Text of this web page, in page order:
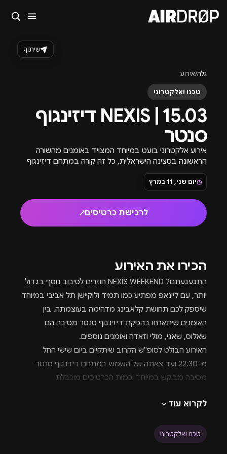
גלה/אירוע
טכנו ואלקטרוני
15.03 | NEXIS דיזינגוף
סנטר
אירוע אלקטרוני בועט במיוחד המצויד באומנים מהשורה
הראשונה בסצינה הישראלית, כל זה קורה במתחם דיזינגוף
סנטר מסיבה במועדון תל אביבי במיוחד.
◷יום שני, 11 במרץ
לרכישת כרטיסים↗
שיתוף
הכירו את האירוע
התגעגעתם? NEXIS WEEKEND חוזרים לסיבוב נוסף בגדול
יותר, עם ליינאפ מפתיע כמו תמיד ולוקיישן תל אביבי במיוחד
שיספק לכם תחושת קלאבינג מדהימה בעוצמתה. בין
האומנים שיתארחו בהפקת דיזינגוף סנטר מסיבה הם
שאלוס, שאגי, מולי וזאדה ואומנים נוספים.
האירוע הבולט לסופ"ש הקרוב שיתקיים ביום שישי החל
מ-22:30 ועד צאתה של השמש במתחם דיזינגוף סנטר
מסיבה מבוקש במיוחד וכמות הכרטיסים מוגבלת
להנות ממחירים מצוינים יש לבצע הזמנה מוקדם ככל
על מנת לשמור על חווית בילוי מקסימלית חשוב להקפיד
לקרוא עוד
טכנו ואלקטרוני
סגור